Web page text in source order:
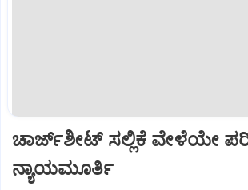
ಚಾರ್ಜ್‌ಶೀಟ್‌ ಸಲ್ಲಿಕೆ ವೇಳೆಯೇ
ನ್ಯಾಯಮೂರ್ತಿ